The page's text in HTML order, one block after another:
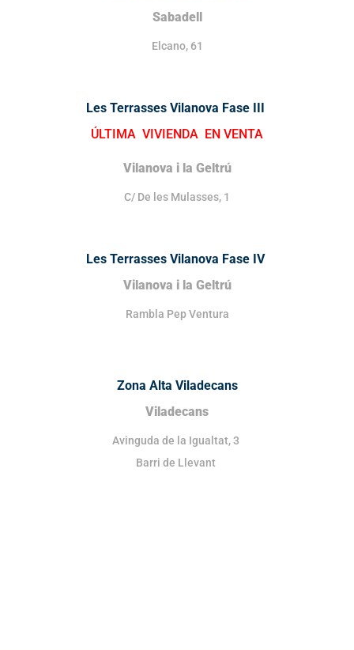
Sabadell
Elcano, 61
Les Terrasses Vilanova Fase III
ÚLTIMA VIVIENDA EN VENTA
Vilanova i la Geltrú
C/ De les Mulasses, 1
Les Terrasses Vilanova Fase IV
Vilanova i la Geltrú
Rambla Pep Ventura
Zona Alta Viladecans
Viladecans
Avinguda de la Igualtat, 3
Barri de Llevant